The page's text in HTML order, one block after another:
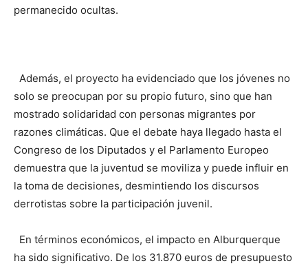
permanecido ocultas.
Además, el proyecto ha evidenciado que los jóvenes no
solo se preocupan por su propio futuro, sino que han
mostrado solidaridad con personas migrantes por
razones climáticas. Que el debate haya llegado hasta el
Congreso de los Diputados y el Parlamento Europeo
demuestra que la juventud se moviliza y puede influir en
la toma de decisiones, desmintiendo los discursos
derrotistas sobre la participación juvenil.
En términos económicos, el impacto en Alburquerque
ha sido significativo. De los 31.870 euros de presupuesto